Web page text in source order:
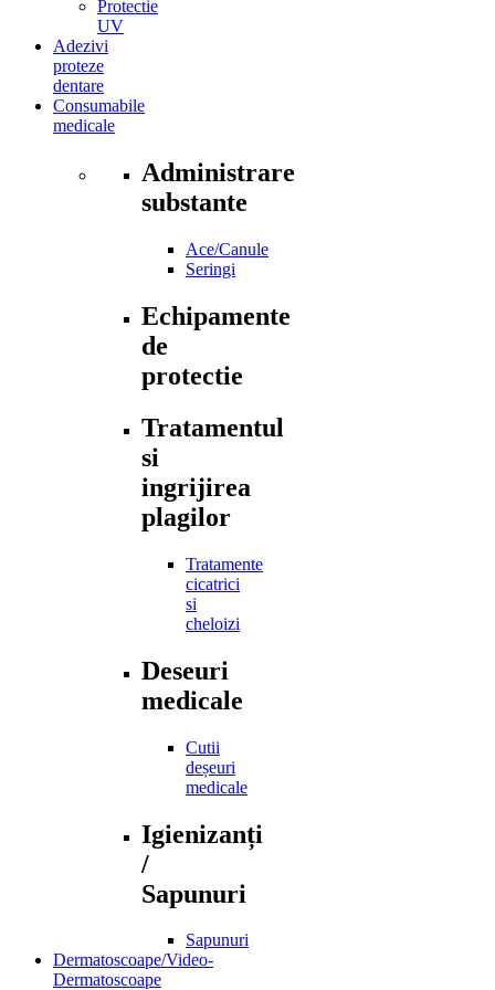
Protectie
UV
Adezivi
proteze
dentare
Consumabile
medicale
Administrare
substante
Ace/Canule
Seringi
Echipamente
de
protectie
Tratamentul
si
ingrijirea
plagilor
Tratamente
cicatrici
si
cheloizi
Deseuri
medicale
Cutii
deșeuri
medicale
Igienizanți
/
Sapunuri
Sapunuri
Dermatoscoape/Video-
Dermatoscoape